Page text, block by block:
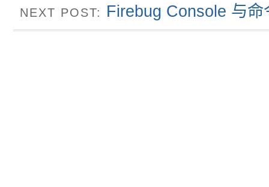
NEXT POST: Firebug Console 与命